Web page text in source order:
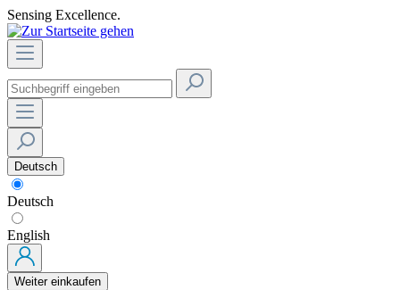
Sensing Excellence.
Deutsch
Deutsch
English
Weiter einkaufen